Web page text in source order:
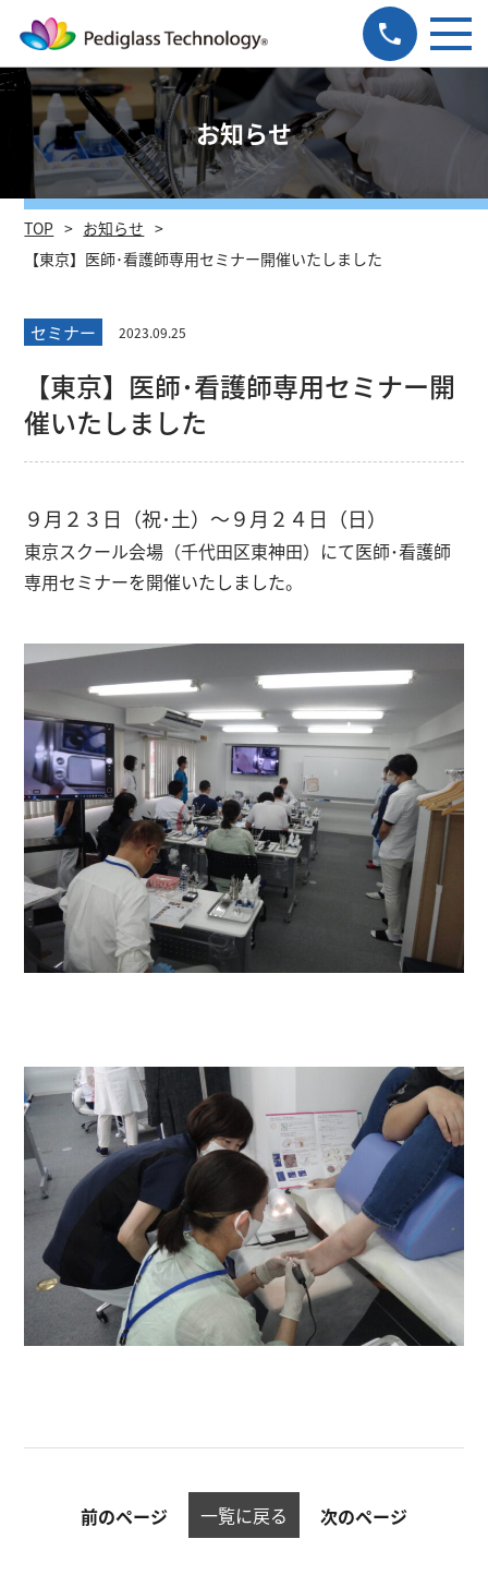
お知らせ
TOP
お知らせ
【東京】医師･看護師専用セミナー開催いたしました
セミナー 2023.09.25
【東京】医師･看護師専用セミナー開
催いたしました
９月２３日（祝･土）～９月２４日（日）
東京スクール会場（千代田区東神田） にて医師･看護師
専用セミナーを開催いたしました。
前のページ 一覧に戻る 次のページ